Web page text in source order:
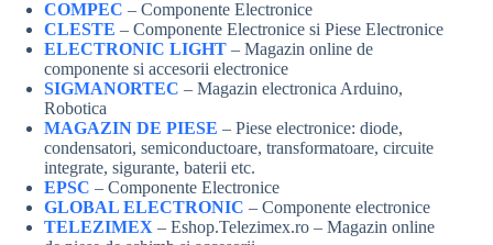
COMPEC – Componente Electronice
CLESTE – Componente Electronice si Piese Electronice
ELECTRONIC LIGHT – Magazin online de
componente si accesorii electronice
SIGMANORTEC – Magazin electronica Arduino,
Robotica
MAGAZIN DE PIESE – Piese electronice: diode,
condensatori, semiconductoare, transformatoare, circuite
integrate, sigurante, baterii etc.
EPSC – Componente Electronice
GLOBAL ELECTRONIC – Componente electronice
TELEZIMEX – Eshop.Telezimex.ro – Magazin online